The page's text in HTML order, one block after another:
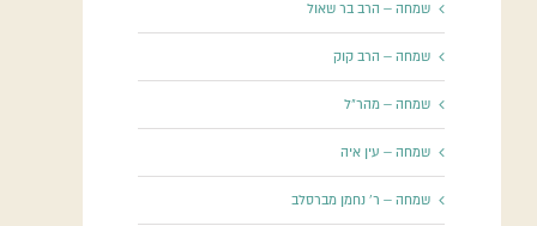
שמחה – הרב בר שאול
שמחה – הרב קוק
שמחה – מהר"ל
שמחה – עין איה
שמחה – ר' נחמן מברסלב